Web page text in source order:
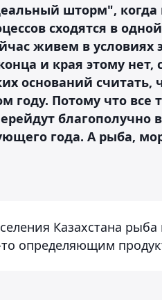
шторм", когда
сходятся в
живем в условиях
и края этому нет,
оснований
году. Потому что все
благополучно
года. А рыба,
Казахстана
определяющим